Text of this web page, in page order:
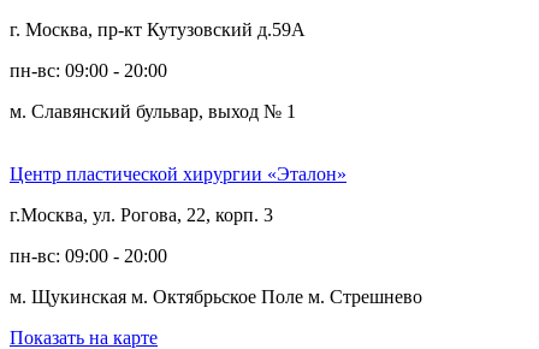
г. Москва, пр-кт Кутузовский д.59А
пн-вс: 09:00 - 20:00
м. Славянский бульвар, выход № 1
Центр пластической хирургии «Эталон»
г.Москва, ул. Рогова, 22, корп. 3
пн-вс: 09:00 - 20:00
м. Щукинская м. Октябрьское Поле м. Стрешнево
Показать на карте